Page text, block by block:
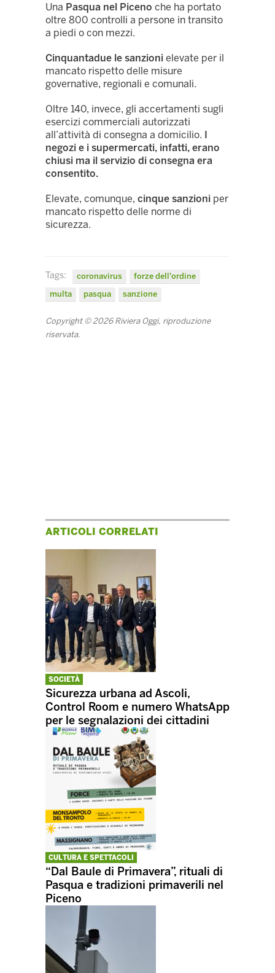
Una Pasqua nel Piceno che ha portato
oltre 800 controlli a persone in transito
a piedi o con mezzi.
Cinquantadue le sanzioni elevate per il
mancato rispetto delle misure
governative, regionali e comunali.
Oltre 140, invece, gli accertamenti sugli
esercizi commerciali autorizzati
all’attività di consegna a domicilio. I
negozi e i supermercati, infatti, erano
chiusi ma il servizio di consegna era
consentito.
Elevate, comunque, cinque sanzioni per
mancato rispetto delle norme di
sicurezza.
Tags: coronavirus
forze dell'ordine
multa
pasqua sanzione
Copyright © 2026 Riviera Oggi, riproduzione
riservata.
ARTICOLI CORRELATI
SOCIETÀ
Sicurezza urbana ad Ascoli,
Control Room e numero WhatsApp
per le segnalazioni dei cittadini
CULTURA E SPETTACOLI
“Dal Baule di Primavera”, rituali di
Pasqua e tradizioni primaverili nel
Piceno